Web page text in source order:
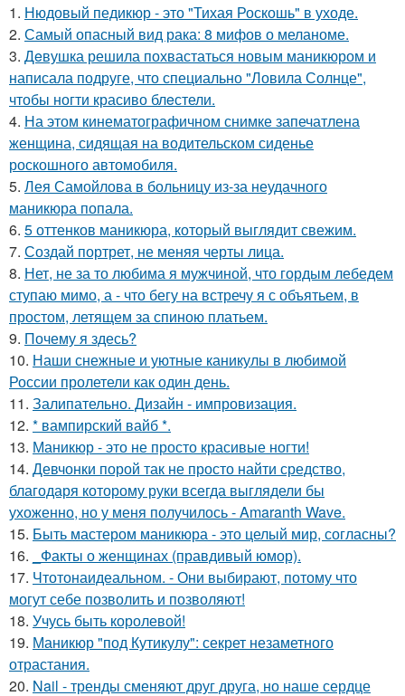
1. Нюдовый педикюр - это "Тихая Роскошь" в уходе.
2. Самый опасный вид рака: 8 мифов о меланоме.
3. Дeвушка решила похвастаться новым маникюром и
написала подруге, что специально "Ловила Солнце",
чтобы ногти красиво блeстели.
4. На этом кинематографичном снимке запечатлена
женщина, сидящая на водительском сиденье
роскошного автомобиля.
5. Лея Самойлова в больницу из-за неудачного
маникюра попала.
6. 5 оттенков маникюра, который выглядит свежим.
7. Создай портрет, не меняя черты лица.
8. Нет, не за то любима я мужчиной, что гордым лебедем
ступаю мимо, а - что бегу на встречу я с объятьем, в
простом, летящем за спиною платьем.
9. Почему я здесь?
10. Наши снежные и уютные каникулы в любимой
России пролетели как один день.
11. Залипательно. Дизайн - импровизация.
12. * вампирский вайб *.
13. Маникюр - это не просто красивые ногти!
14. Девчонки порой так не просто найти средство,
благодаря которому руки всегда выглядели бы
ухоженно, но у меня получилось - Amaranth Wave.
15. Быть мастером маникюра - это целый мир, согласны?
16.
_Факты о женщинах (правдивый юмор).
17. Чтотонаидеальном. - Они выбирают, потому что
могут себе позволить и позволяют!
18. Учусь быть королевой!
19. Маникюр "под Кутикулу": секрет незаметного
отрастания.
20. Nail - тренды сменяют друг друга, но наше сердце